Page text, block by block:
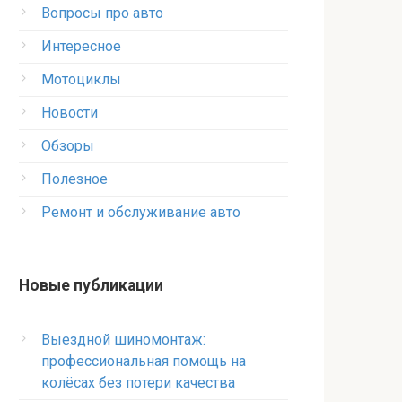
Вопросы про авто
Интересное
Мотоциклы
Новости
Обзоры
Полезное
Ремонт и обслуживание авто
Новые публикации
Выездной шиномонтаж:
профессиональная помощь на
колёсах без потери качества